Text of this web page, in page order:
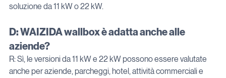
soluzione da 11 kW o 22 kW.
D: WAIZIDA wallbox è adatta anche alle
aziende?
R: Sì, le versioni da 11 kW e 22 kW possono essere valutate
anche per aziende, parcheggi, hotel, attività commerciali e